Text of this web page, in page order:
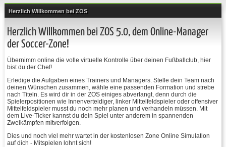
Herzlich Willkommen bei ZOS
Herzlich Willkommen bei ZOS 5.0, dem Online-Manager
der Soccer-Zone!
Übernimm online die volle virtuelle Kontrolle über deinen Fußballclub, hier
bist du der Chef!
Erledige die Aufgaben eines Trainers und Managers. Stelle dein Team nach
deinen Wünschen zusammen, wähle eine passenden Formation und strebe
nach Titeln. Es wird dir in der ZOS einiges abverlangt, denn durch die
Spielerpositionen wie Innenverteidiger, linker Mittelfeldspieler oder offensiver
Mittelfeldspieler musst du noch mehr planen und verhandeln müssen. Mit
dem Live-Ticker kannst du dein Spiel unter anderem in spannenden
Zweikämpfen mitverfolgen.
Dies und noch viel mehr wartet in der kostenlosen Zone Online Simulation
auf dich - Mitspielen lohnt sich!